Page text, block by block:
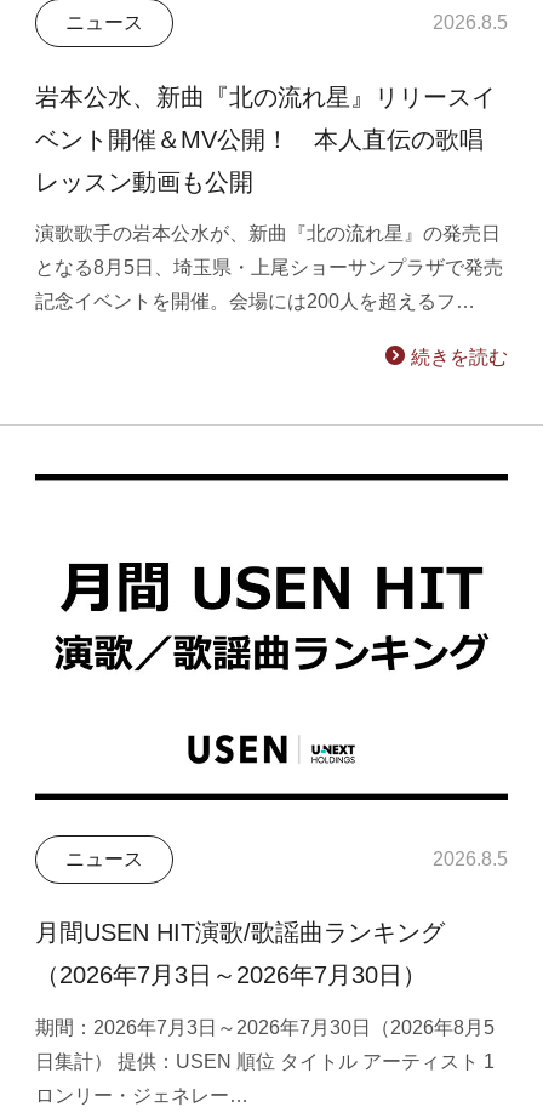
ニュース 2026.8.5
岩本公水、新曲『北の流れ星』リリースイ
ベント開催＆MV公開！ 本人直伝の歌唱
レッスン動画も公開
演歌歌手の岩本公水が、新曲『北の流れ星』の発売日
となる8月5日、埼玉県・上尾ショーサンプラザで発売
記念イベントを開催。会場には200人を超えるフ…
続きを読む
ニュース 2026.8.5
月間USEN HIT演歌/歌謡曲ランキング
（2026年7月3日～2026年7月30日）
期間：2026年7月3日～2026年7月30日（2026年8月5
日集計） 提供：USEN 順位 タイトル アーティスト 1
ロンリー・ジェネレー…